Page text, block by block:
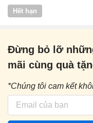
Vntrip
Hết hạn
Đừng bỏ lỡ
mãi cùng quà
*Chúng tôi cam kết